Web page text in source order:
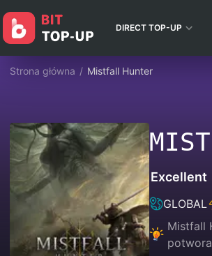
DIRECT TOP-UP
Strona główna / Mistfall Hunter
Excellent
GLOBAL
Mistfall